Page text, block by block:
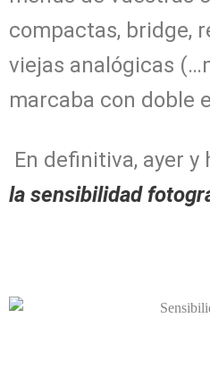
compactas, bridge,
viejas analógicas
marcaba con doble
En definitiva, ayer y
la sensibilidad